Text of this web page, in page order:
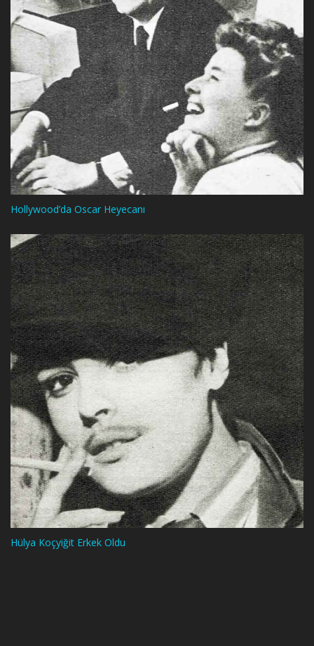
Hollywood’da Oscar Heyecanı
Hülya Koçyiğit Erkek Oldu